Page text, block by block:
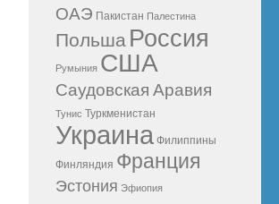
ОАЭ Пакистан Палестина
Польша Россия
Румыния США
Саудовская Аравия
Тунис Туркменистан
Украина Филиппины
Финляндия Франция
Эстония Эфиопия